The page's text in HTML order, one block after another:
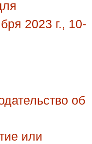
2023 г., 10-
об
или